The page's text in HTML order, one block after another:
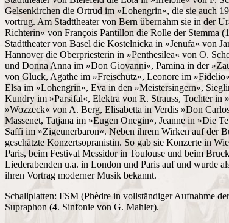
Gelsenkirchen die Ortrud im »Lohengrin«, die sie auch
vortrug. Am Stadttheater von Bern übernahm sie in der
Richterin« von François Pantillon die Rolle der Stemma
Stadttheater von Basel die Kostelnicka in »Jenufa« von
Hannover die Oberpriesterin in »Penthesilea« von O.
und Donna Anna im »Don Giovanni«, Pamina in der
von Gluck, Agathe im »Freischütz«, Leonore im
Elsa im »Lohengrin«, Eva in den »Meistersingern«,
Kundry im »Parsifal«, Elektra von R. Strauss, Tochter
»Wozzeck« von A. Berg, Elisabetta in Verdis »Don
Massenet, Tatjana im »Eugen Onegin«, Jeanne in »Die
Saffi im »Zigeunerbaron«. Neben ihrem Wirken auf der
geschätzte Konzertsopranistin. So gab sie Konzerte in
Paris, beim Festival Messidor in Toulouse und beim
Liederabenden u.a. in London und Paris auf und wurde
ihren Vortrag moderner Musik bekannt.
Schallplatten: FSM (Phèdre in vollständiger Aufnahme
Supraphon (4. Sinfonie von G. Mahler).